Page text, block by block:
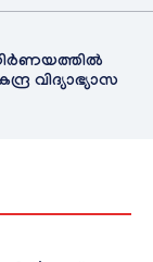
വിദ്യാഭ്യാസ